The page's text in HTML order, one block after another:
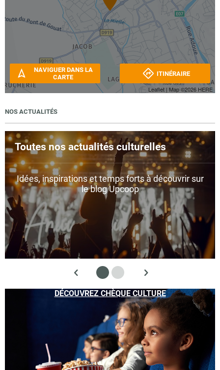
Leaflet | Map ©2026 HERE
NAVIGUER DANS LA
CARTE
ITINÉRAIRE
NOS ACTUALITÉS
Toutes nos actualités culturelles
Idées, inspirations et temps forts à découvrir sur
le blog Upcoop
DÉCOUVREZ CHÈQUE CULTURE